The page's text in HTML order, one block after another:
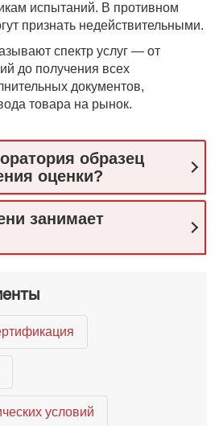
испытаний. В противном
признать недействительными.
спектр услуг — от
до получения всех
документов,
товара на рынок.
образец
оценки?
занимает
условий